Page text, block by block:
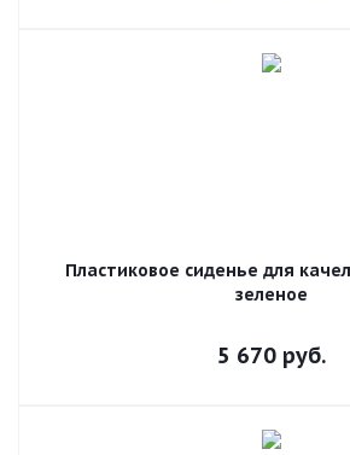
Пластиковое сиденье для
зеленое
5 670 руб.